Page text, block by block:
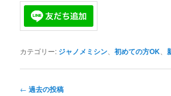
カテゴリー: ジャノメミシン 、初めての方OK 、
投
← 過去の投稿